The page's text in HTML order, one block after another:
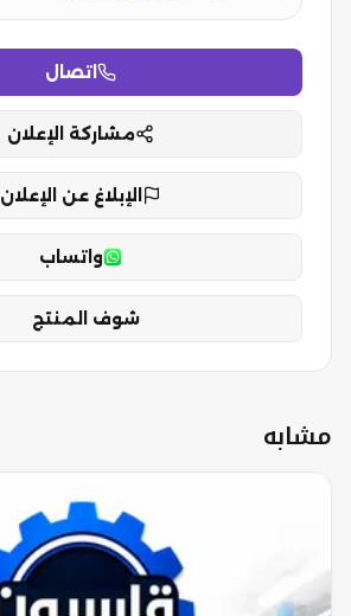
اتصال
مشاركة الإعلان
الإبلاغ عن الإعلان
واتساب
شوف المنتج
مشابه